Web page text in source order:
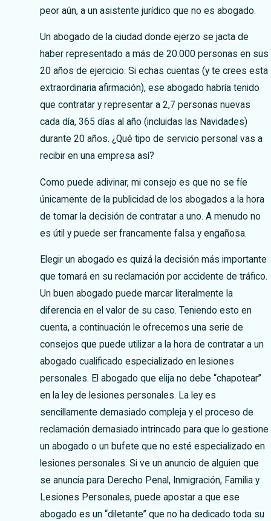
peor aún, a un asistente jurídico que no es abogado.
Un abogado de la ciudad donde ejerzo se jacta de
haber representado a más de 20.000 personas en sus
20 años de ejercicio. Si echas cuentas (y te crees esta
extraordinaria afirmación), ese abogado habría tenido
que contratar y representar a 2,7 personas nuevas
cada día, 365 días al año (incluidas las Navidades)
durante 20 años. ¿Qué tipo de servicio personal vas a
recibir en una empresa así?
Como puede adivinar, mi consejo es que no se fíe
únicamente de la publicidad de los abogados a la hora
de tomar la decisión de contratar a uno. A menudo no
es útil y puede ser francamente falsa y engañosa.
Elegir un abogado es quizá la decisión más importante
que tomará en su reclamación por accidente de tráfico.
Un buen abogado puede marcar literalmente la
diferencia en el valor de su caso. Teniendo esto en
cuenta, a continuación le ofrecemos una serie de
consejos que puede utilizar a la hora de contratar a un
abogado cualificado especializado en lesiones
personales. El abogado que elija no debe “chapotear”
en la ley de lesiones personales. La ley es
sencillamente demasiado compleja y el proceso de
reclamación demasiado intrincado para que lo gestione
un abogado o un bufete que no esté especializado en
lesiones personales. Si ve un anuncio de alguien que
se anuncia para Derecho Penal, Inmigración, Familia y
Lesiones Personales, puede apostar a que ese
abogado es un “diletante” que no ha dedicado toda su